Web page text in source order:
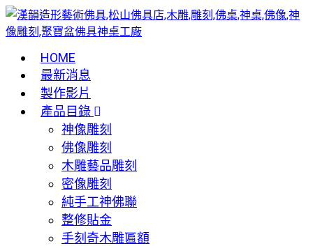
HOME
最新消息
製作影片
產品目錄
神像雕刻
佛像雕刻
木雕藝品雕刻
密像雕刻
純手工神佛聯
整修貼金
手刻奇木雕匾額